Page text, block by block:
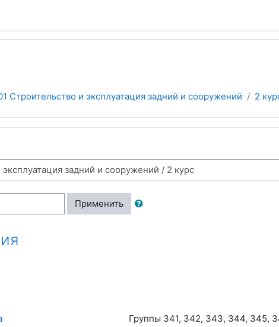
Строительство и эксплуатация задний и сооружений 2
Применить
Группы 341, 342, 343, 344, 345,